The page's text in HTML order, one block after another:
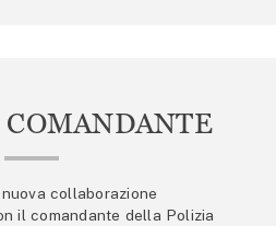
collaborazione
il comandante della Polizia